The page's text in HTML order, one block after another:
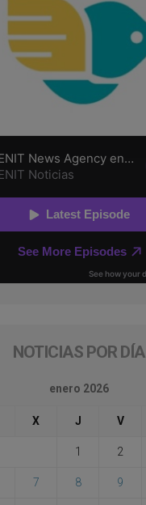
NOTICIAS POR DÍA
enero 2026
X J V
1 2
7 8 9